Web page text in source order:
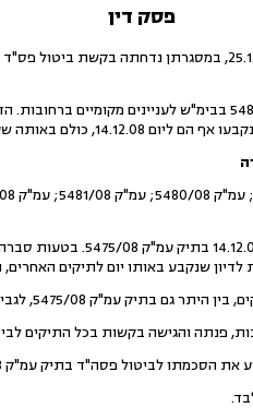
פסק דין
בתיקים עמ"ק 5475/08; עמ"ק
המערערת קיבלה הודעה
שנקבע באותו יום לתיקים
אצל המערערת הודעת ביטול מועד הדיון.
פנתה והגישה בקשות בכל התיקים
לביטול פסה"ד בתיק עמ"ק 5475/08 בלבד.